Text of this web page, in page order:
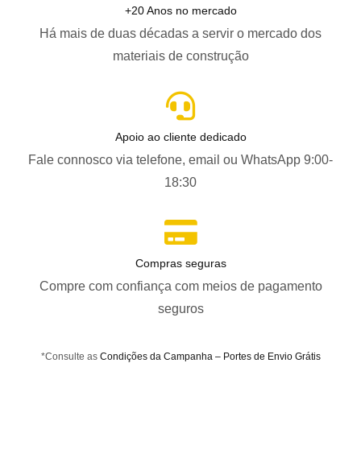
+20 Anos no mercado
Há mais de duas décadas a servir o mercado dos
materiais de construção
Apoio ao cliente dedicado
Fale connosco via telefone, email ou WhatsApp 9:00-
18:30
Compras seguras
Compre com confiança com meios de pagamento
seguros
*Consulte as Condições da Campanha – Portes de Envio Grátis